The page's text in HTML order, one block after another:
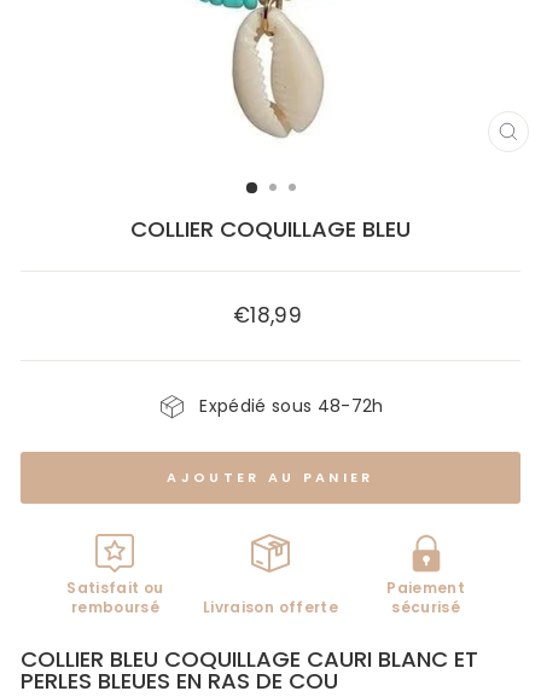
COLLIER COQUILLAGE BLEU
Prix
€18,99
Expédié sous 48-72h
AJOUTER AU PANIER
Satisfait ou
remboursé
Livraison offerte
Paiement
sécurisé
COLLIER BLEU COQUILLAGE CAURI BLANC ET
PERLES BLEUES EN RAS DE COU